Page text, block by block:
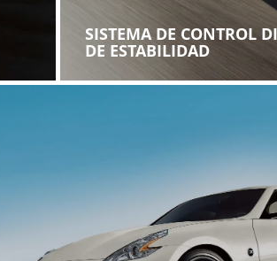
SISTEMA DE CONTROL
DE ESTABILIDAD